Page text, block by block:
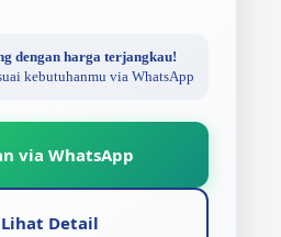
dengan harga terjangkau!
kebutuhanmu via WhatsApp
via WhatsApp
Lihat Detail